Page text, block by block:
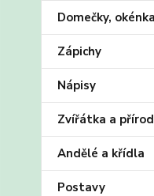
Domečky,
Zápichy
Nápisy
Zvířátka a
Andělé a křídla
Postavy